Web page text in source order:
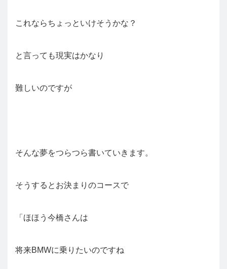
これならちょっといけそうかな？
と言っても現実はかなり
難しいのですが
そんな夢をつらつら書いていきます。
そうするとお決まりのコースで
「ほほう今橋さんは
将来BMWに乗りたいのですね